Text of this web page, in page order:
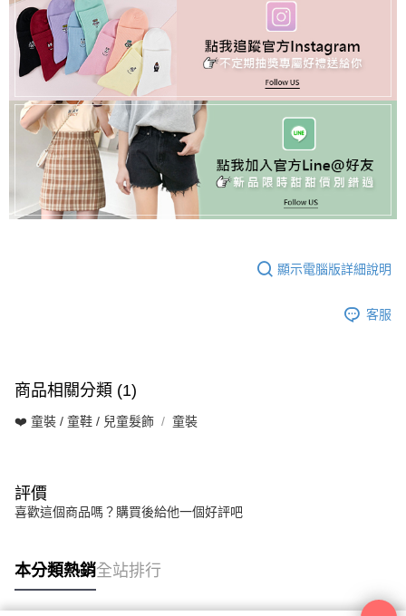
顯示電腦版詳細說明
客服
商品相關分類 (1)
❤️ 童裝 / 童鞋 / 兒童髮飾 童裝
評價
喜歡這個商品嗎？購買後給他一個好評吧
本分類熱銷全站排行